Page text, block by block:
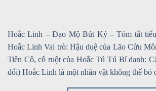
Hoắc Linh – Đạo Mộ Bút Ký – Tóm tắt
Hoắc Linh Vai trò: Hậu duệ của Lão Cửu
Tiên Cô, cô ruột của Hoắc Tú Tú Bí danh:
đổi) Hoắc Linh là một nhân vật không thể